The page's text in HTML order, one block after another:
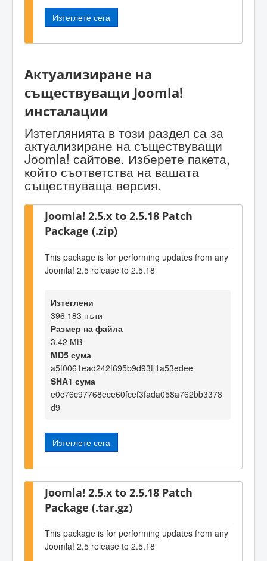
Изтеглете сега
Актуализиране на
съществуващи Joomla!
инсталации
Изтеглянията в този раздел са за
актуализиране на съществуващи
Joomla! сайтове. Изберете пакета,
който съответства на вашата
съществуваща версия.
Joomla! 2.5.x to 2.5.18 Patch
Package (.zip)
This package is for performing updates from any
Joomla! 2.5 release to 2.5.18
Изтеглени
396 183 пъти
Размер на файла
3.42 MB
MD5 сума
a5f0061ead242f695b9d93ff1a53edee
SHA1 сума
e0c76c97768ece60fcef3fada058a762bb3378
d9
Изтеглете сега
Joomla! 2.5.x to 2.5.18 Patch
Package (.tar.gz)
This package is for performing updates from any
Joomla! 2.5 release to 2.5.18